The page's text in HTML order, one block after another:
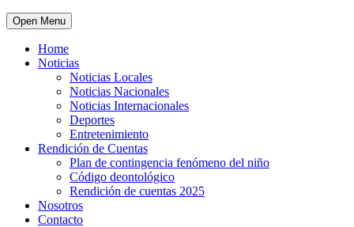
Open Menu
Home
Noticias
Noticias Locales
Noticias Nacionales
Noticias Internacionales
Deportes
Entretenimiento
Rendición de Cuentas
Plan de contingencia fenómeno del niño
Código deontológico
Rendición de cuentas 2025
Nosotros
Contacto